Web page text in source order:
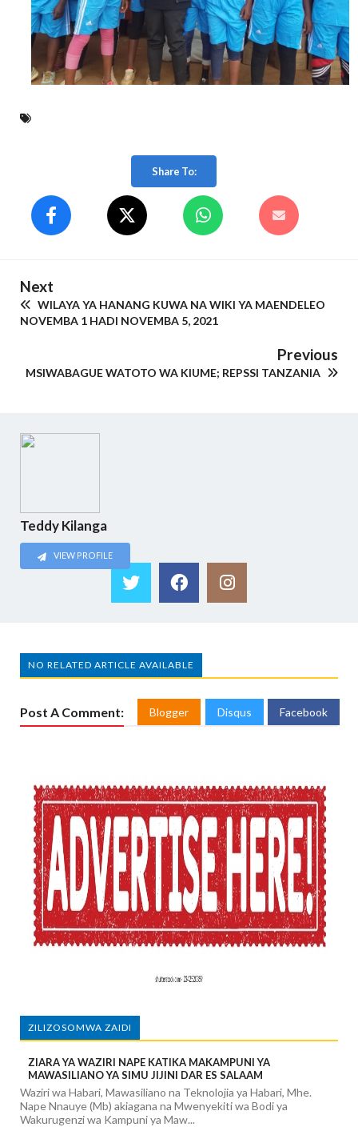
Share To:
Next
WILAYA YA HANANG KUWA NA WIKI YA MAENDELEO
NOVEMBA 1 HADI NOVEMBA 5, 2021
Previous
MSIWABAGUE WATOTO WA KIUME; REPSSI TANZANIA
Teddy Kilanga
VIEW PROFILE
NO RELATED ARTICLE AVAILABLE
Post A Comment: Blogger Disqus Facebook
ZILIZOSOMWA ZAIDI
ZIARA YA WAZIRI NAPE KATIKA MAKAMPUNI YA
MAWASILIANO YA SIMU JIJINI DAR ES SALAAM
Waziri wa Habari, Mawasiliano na Teknolojia ya Habari, Mhe.
Nape Nnauye (Mb) akiagana na Mwenyekiti wa Bodi ya
Wakurugenzi wa Kampuni ya Maw...